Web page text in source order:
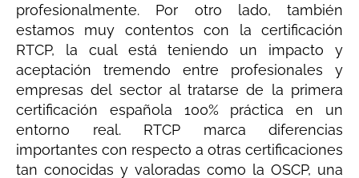
profesionalmente. Por otro lado, también
estamos muy contentos con la certificación
RTCP, la cual está teniendo un impacto y
aceptación tremendo entre profesionales y
empresas del sector al tratarse de la primera
certificación española 100% práctica en un
entorno real. RTCP marca diferencias
importantes con respecto a otras certificaciones
tan conocidas y valoradas como la OSCP, una